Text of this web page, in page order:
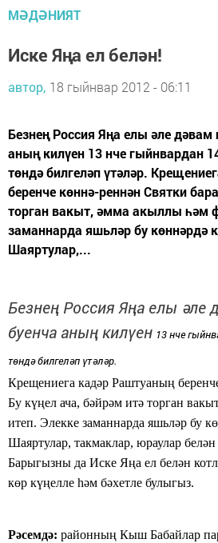
МӘДӘНИЯТ
Иске Яңа ел белән!
автор, 18 гыйнвар 2012 - 06:11
Безнең Россия Яңа елы әле дәвам
аның килүен 13 нче гыйнвардан
төндә билгеләп үтәләр.
беренче көннә-реннән Святки
торган вакыт, әмма акыллы һәм
заманнарда яшьләр бу көннәрдә
Шаяртулар,...
Безнең Россия Яңа елы әле
буенчааның килүен 13 нче
төндәбилгеләп үтәләр.
Крещениега кадәр Раштуаның
Бу күңел ача, бәйрәм итә торган
итеп. Элекке заманнарда яшьләр бу
Шаяртулар, такмаклар, юраулар
Барыгызны да Иске Яңа ел белән
көр күңелле һәм бәхетле булыгыз.
Рәсемдә: районның Кыш Бабайлар